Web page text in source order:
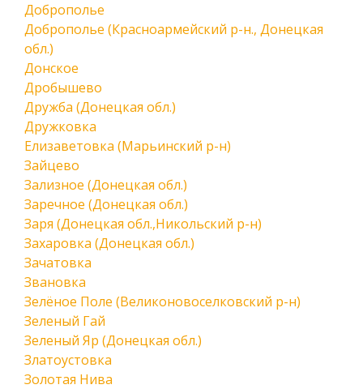
Доброполье
Доброполье (Красноармейский р-н., Донецкая
обл.)
Донское
Дробышево
Дружба (Донецкая обл.)
Дружковка
Елизаветовка (Марьинский р-н)
Зайцево
Зализное (Донецкая обл.)
Заречное (Донецкая обл.)
Заря (Донецкая обл.,Никольский р-н)
Захаровка (Донецкая обл.)
Зачатовка
Звановка
Зелёное Поле (Великоновоселковский р-н)
Зеленый Гай
Зеленый Яр (Донецкая обл.)
Златоустовка
Золотая Нива